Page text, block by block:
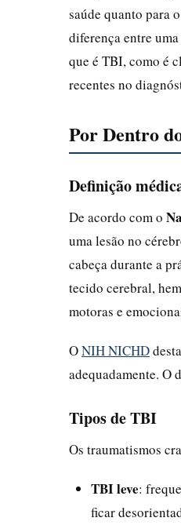
saúde quanto para
diferença entre
que é TBI, como é
recentes no
Por Dentro
Definição
De acordo com o
uma lesão no
cabeça durante a
tecido cerebral,
motoras e
ONIH NICHD
adequadamente. O
Tipos de TBI
Os traumatismos
TBI leve:
ficar